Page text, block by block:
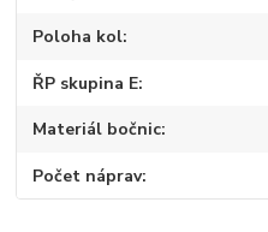
Poloha kol
ŘP skupina E
Materiál bočnic
Počet náprav